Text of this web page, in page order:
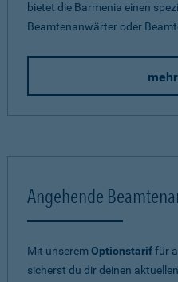
bietet die Barmenia einen
Beamtenanwärter oder
Angehende
Mit unseremOptionstariffür
sicherst du dir deinen